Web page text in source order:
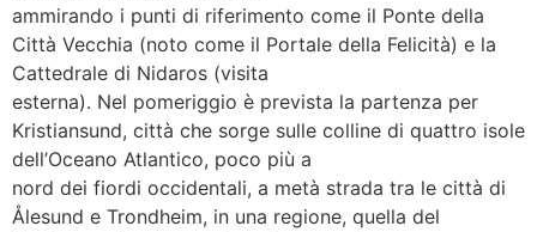
ammirando i punti di riferimento come il Ponte della
Città Vecchia (noto come il Portale della Felicità) e la
Cattedrale di Nidaros (visita
esterna). Nel pomeriggio è prevista la partenza per
Kristiansund, città che sorge sulle colline di quattro isole
dell’Oceano Atlantico, poco più a
nord dei fiordi occidentali, a metà strada tra le città di
Ålesund e Trondheim, in una regione, quella del